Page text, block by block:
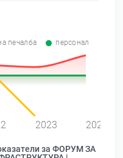
печалба персонал
2023 2024
за ФОРУМ ЗА